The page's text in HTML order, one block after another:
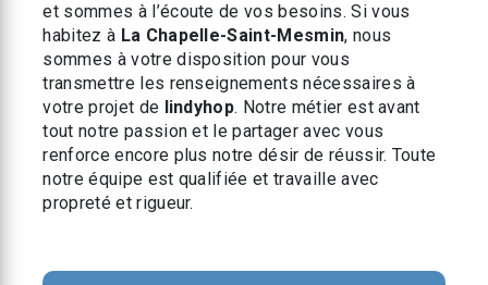
et sommes à l’écoute de vos besoins. Si vous
habitez à La Chapelle-Saint-Mesmin, nous
sommes à votre disposition pour vous
transmettre les renseignements nécessaires à
votre projet de lindyhop. Notre métier est avant
tout notre passion et le partager avec vous
renforce encore plus notre désir de réussir. Toute
notre équipe est qualifiée et travaille avec
propreté et rigueur.